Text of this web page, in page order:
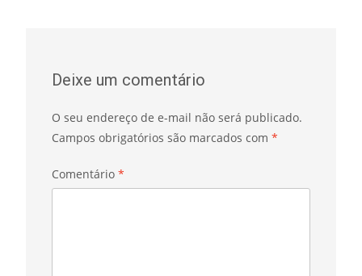
Deixe um comentário
O seu endereço de e-mail não será publicado.
Campos obrigatórios são marcados com *
Comentário *